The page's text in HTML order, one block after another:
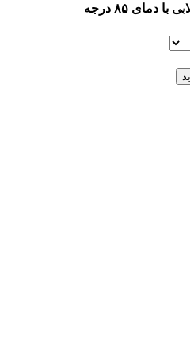
دمای ۸۵ درجه